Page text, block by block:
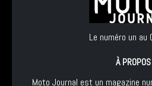
Le numéro un au
À PROPOS
Moto Journal est un magazine